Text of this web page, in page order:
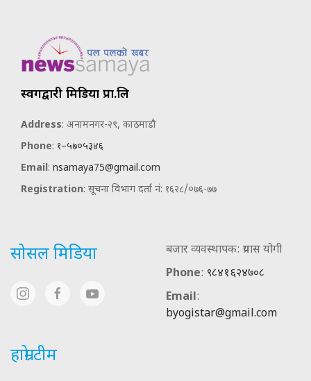
स्वर्गद्वारी मिडिया प्रा.लि
Address: अनामनगर-२९, काठमाडौ
Phone: १–५७०५३४६
Email: nsamaya75@gmail.com
Registration: सूचना विभाग दर्ता नं: १६२८/०७६-७७
सोसल मिडिया
बजार व्यवस्थापक: प्रयास योगी
Phone: ९८४१६२४७०८
Email:
byogistar@gmail.com
हाम्रो टीम